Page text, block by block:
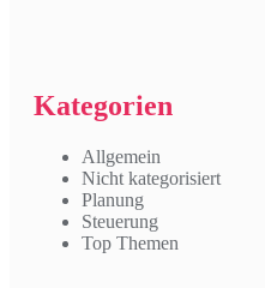
Kategorien
Allgemein
Nicht kategorisiert
Planung
Steuerung
Top Themen